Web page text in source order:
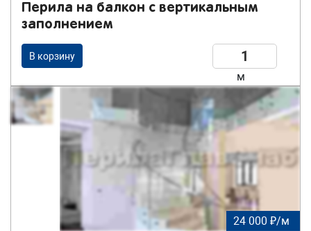
Перила на балкон с вертикальным
заполнением
В корзину
м
24 000 ₽/м